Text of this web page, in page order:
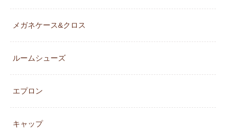
メガネケース&クロス
ルームシューズ
エプロン
キャップ